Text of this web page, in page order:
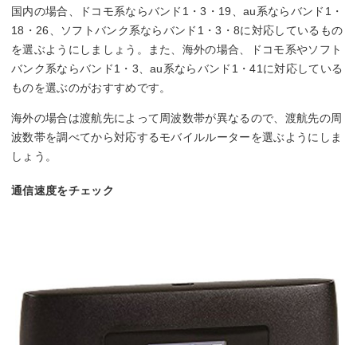
国内の場合、ドコモ系ならバンド1・3・19、au系ならバンド1・
18・26、ソフトバンク系ならバンド1・3・8に対応しているもの
を選ぶようにしましょう。また、海外の場合、ドコモ系やソフト
バンク系ならバンド1・3、au系ならバンド1・41に対応している
ものを選ぶのがおすすめです。
海外の場合は渡航先によって周波数帯が異なるので、渡航先の周
波数帯を調べてから対応するモバイルルーターを選ぶようにしま
しょう。
通信速度をチェック